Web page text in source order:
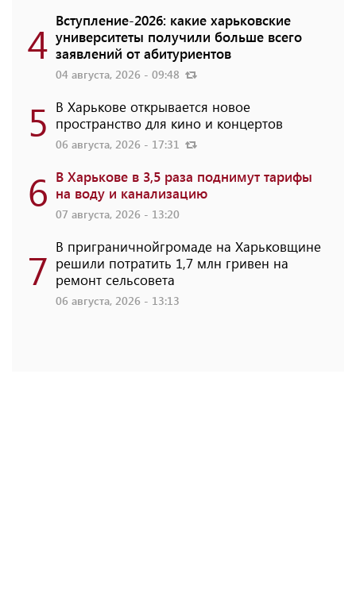
4 Вступление-2026: какие харьковские
университеты получили больше всего
заявлений от абитуриентов
04 августа, 2026 - 09:48
5 В Харькове открывается новое
пространство для кино и концертов
06 августа, 2026 - 17:31
6 В Харькове в 3,5 раза поднимут тарифы
на воду и канализацию
07 августа, 2026 - 13:20
7 В приграничнойгромаде на Харьковщине
решили потратить 1,7 млн ​​гривен на
ремонт сельсовета
06 августа, 2026 - 13:13